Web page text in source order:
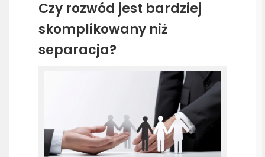
Czy rozwód jest bardziej
skomplikowany niż
separacja?